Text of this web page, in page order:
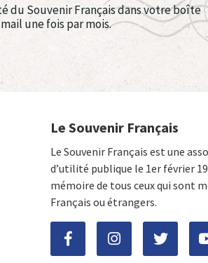
du Souvenir Français dans votre boîte
mail une fois par mois.
Le Souvenir Français
Le Souvenir Français est une
d’utilité publique le 1er février
mémoire de tous ceux qui sont
Français ou étrangers.